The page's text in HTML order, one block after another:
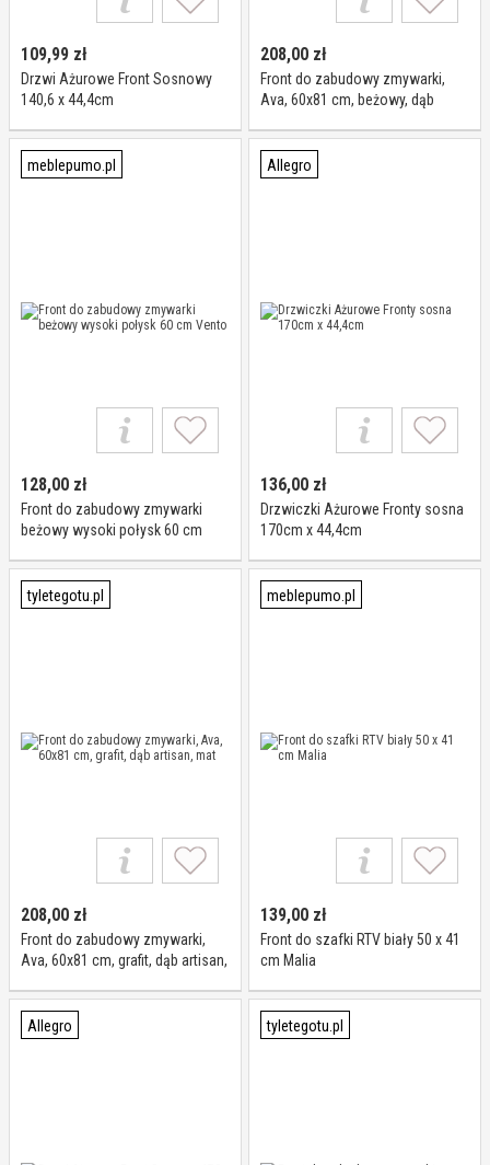
109,99 zł
Drzwi Ażurowe Front Sosnowy
140,6 x 44,4cm
208,00 zł
Front do zabudowy zmywarki,
Ava, 60x81 cm, beżowy, dąb
meblepumo.pl
128,00 zł
Front do zabudowy zmywarki
beżowy wysoki połysk 60 cm
Allegro
136,00 zł
Drzwiczki Ażurowe Fronty sosna
170cm x 44,4cm
tyletegotu.pl
208,00 zł
Front do zabudowy zmywarki,
Ava, 60x81 cm, grafit, dąb artisan,
meblepumo.pl
139,00 zł
Front do szafki RTV biały 50 x 41
cm Malia
Allegro tyletegotu.pl